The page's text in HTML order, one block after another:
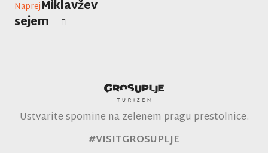
NaprejMiklavžev
sejem
Ustvarite spomine na zelenem pragu prestolnice.
#VISITGROSUPLJE